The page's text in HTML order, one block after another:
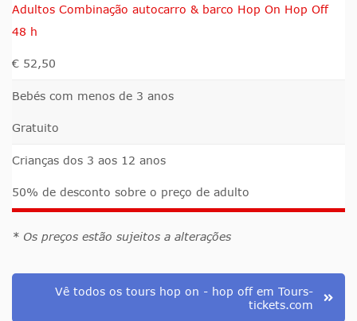
Adultos Combinação autocarro & barco Hop On Hop Off
48 h
€ 52,50
Bebés com menos de 3 anos
Gratuito
Crianças dos 3 aos 12 anos
50% de desconto sobre o preço de adulto
* Os preços estão sujeitos a alterações
Vê todos os tours hop on - hop off em Tours-
tickets.com